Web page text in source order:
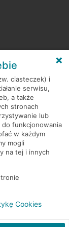
zastrzeżone
ciasteczek) i
serwisu,
a także
stronach
lub
do funkcjonowania
w każdym
mogli
na tej i innych
Cookies